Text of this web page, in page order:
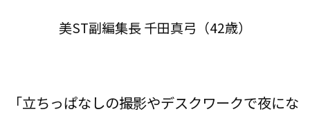
美ST副編集長 千田真弓（42歳）
「立ちっぱなしの撮影やデスクワークで夜にな